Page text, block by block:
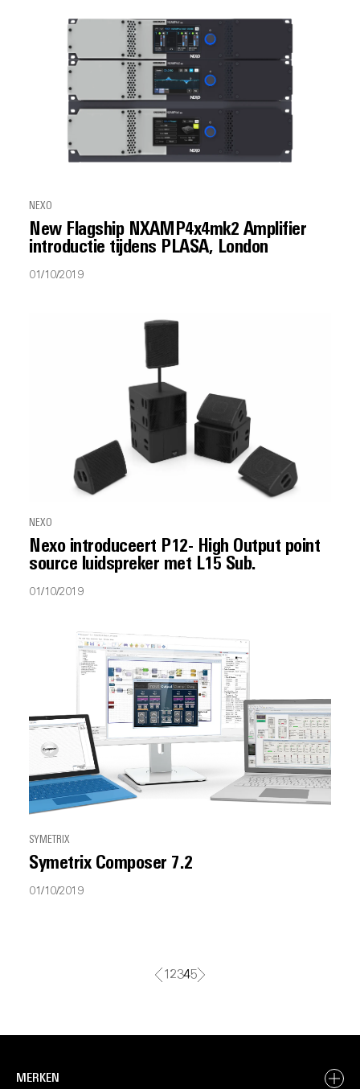
NEXO
New Flagship NXAMP4x4mk2 Amplifier
introductie tijdens PLASA, London
01/10/2019
NEXO
Nexo introduceert P12- High Output point
source luidspreker met L15 Sub.
01/10/2019
SYMETRIX
Symetrix Composer 7.2
01/10/2019
12345
MERKEN